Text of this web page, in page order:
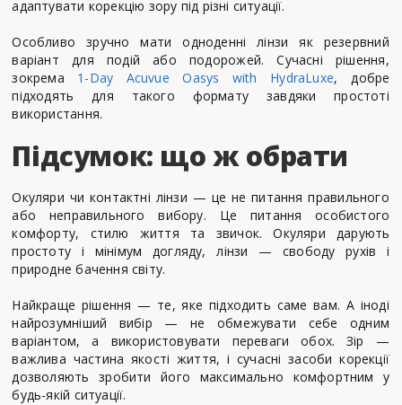
адаптувати корекцію зору під різні ситуації.
Особливо зручно мати одноденні лінзи як резервний
варіант для подій або подорожей. Сучасні рішення,
зокрема 1-Day Acuvue Oasys with HydraLuxe, добре
підходять для такого формату завдяки простоті
використання.
Підсумок: що ж обрати
Окуляри чи контактні лінзи — це не питання правильного
або неправильного вибору. Це питання особистого
комфорту, стилю життя та звичок. Окуляри дарують
простоту і мінімум догляду, лінзи — свободу рухів і
природне бачення світу.
Найкраще рішення — те, яке підходить саме вам. А іноді
найрозумніший вибір — не обмежувати себе одним
варіантом, а використовувати переваги обох. Зір —
важлива частина якості життя, і сучасні засоби корекції
дозволяють зробити його максимально комфортним у
будь-якій ситуації.